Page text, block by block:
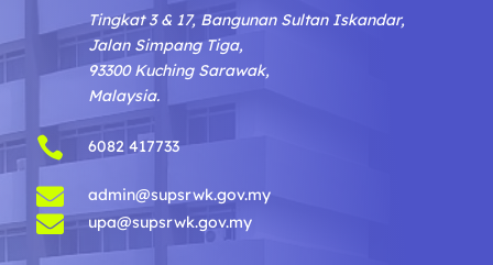
Tingkat 3 & 17, Bangunan Sultan Iskandar,
Jalan Simpang Tiga,
93300 Kuching Sarawak,
Malaysia.
 6082 417733
 admin@supsrwk.gov.my
 upa@supsrwk.gov.my